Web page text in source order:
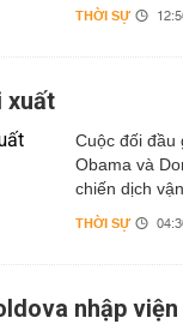
THỜI SỰ
xuất
Cuộc đối đầu
Obama và
chiến dịch
THỜI SỰ
nhập